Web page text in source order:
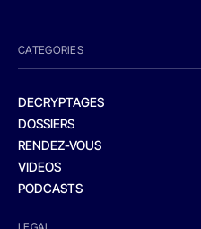
CATEGORIES
DECRYPTAGES
DOSSIERS
RENDEZ-VOUS
VIDEOS
PODCASTS